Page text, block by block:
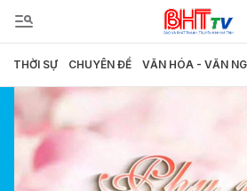
THỜI SỰ CHUYÊN ĐỀ VĂN HÓA - VĂN